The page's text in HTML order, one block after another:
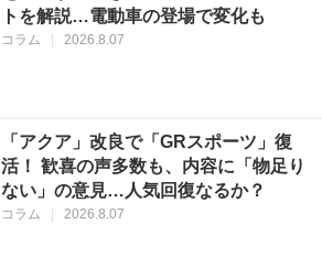
トを解説…電動車の登場で変化も
コラム 2026.8.07
「アクア」改良で「GRスポーツ」復
活！ 歓喜の声多数も、内容に「物足り
ない」の意見…人気回復なるか？
コラム 2026.8.07